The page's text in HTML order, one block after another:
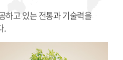
하고 있는전통과 기술력을
.